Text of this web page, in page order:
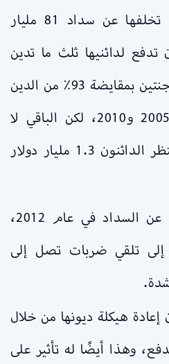
– عرضت الأرجنتين-بعد تخلفها عن سداد 81 مليار
في عام 2001- أن تدفع لدائنيها ثلث ما تدين
به، وبعد ذلك قامت الأرجنتين بمقايضة 93٪ من الدين
بأوراق مالية في عامي 2005 و2010، لكن الباقي لا
يزال محل نزاع، حيث ينتظر الدائنون 1.3 مليار دولار
– عندما تخلفت اليونان عن السداد في عام 2012،
تلقي ضربات تصل إلى
هيكلة ديونها من خلال
وهذا أيضًا له تأثير على